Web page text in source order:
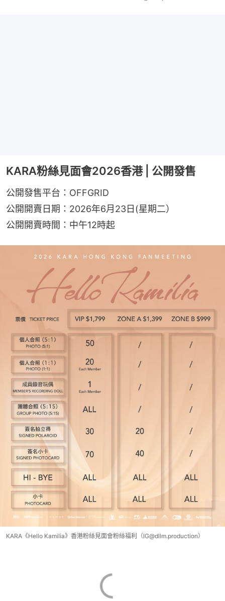
KARA粉絲見面會2026香港 | 公開發售
公開發售平台：OFFGRID
公開開賣日期：2026年6月23日(星期二）
公開開賣時間：中午12時起
KARA《Hello Kamilia》香港粉絲見面會粉絲福利（IG@dllm.production）